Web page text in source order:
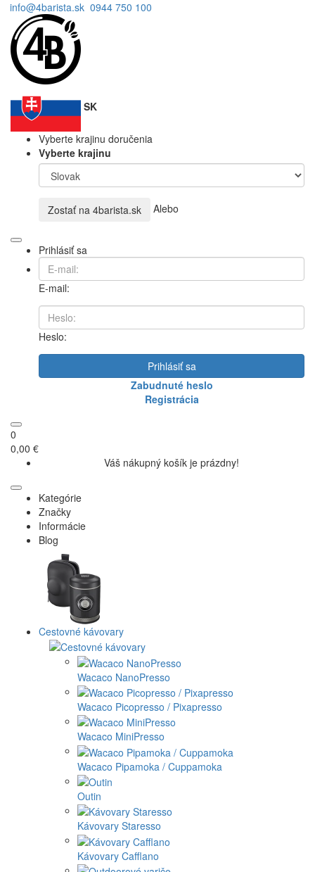
info@4barista.sk 0944 750 100
SK
Vyberte krajinu doručenia
Vyberte krajinu
Zostať na 4barista.sk Alebo
Prihlásiť sa
E-mail:
Heslo:
Prihlásiť sa
Zabudnuté heslo
Registrácia
0
0,00 €
Váš nákupný košík je prázdny!
Kategórie
Značky
Informácie
Blog
Cestovné kávovary
Wacaco NanoPresso
Wacaco Picopresso / Pixapresso
Wacaco MiniPresso
Wacaco Pipamoka / Cuppamoka
Outin
Kávovary Staresso
Kávovary Cafflano